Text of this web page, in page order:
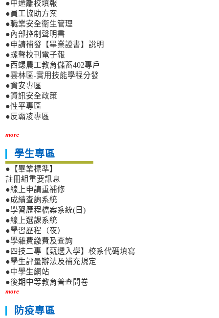
●中途離校填報
●員工協助方案
●職業安全衛生管理
●內部控制聲明書
●申請補發【畢業證書】說明
●螺聲校刊電子報
●西螺農工教育儲蓄402專戶
●雲林區-實用技能學程分發
●資安專區
●資訊安全政策
●性平專區
●反霸凌專區
more
學生專區
●【畢業標準】
註冊組重要訊息
●線上申請重補修
●成績查詢系統
●學習歷程檔案系統(日)
●線上選課系統
●學習歷程（夜）
●學雜費繳費及查詢
●四技二專【甄選入學】校系代碼填寫
●學生評量辦法及補充規定
●中學生網站
●後期中等教育普查問卷
more
防疫專區